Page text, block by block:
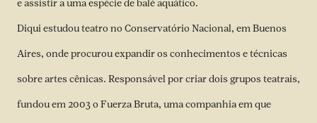
e assistir a uma espécie de balé aquático.
Diqui estudou teatro no Conservatório Nacional, em Buenos
Aires, onde procurou expandir os conhecimentos e técnicas
sobre artes cênicas. Responsável por criar dois grupos teatrais,
fundou em 2003 o Fuerza Bruta, uma companhia em que